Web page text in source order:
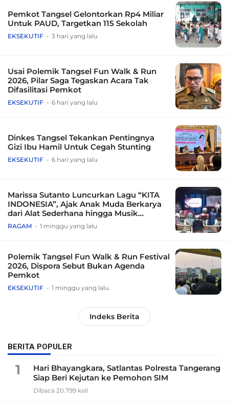
Pemkot Tangsel Gelontorkan Rp4 Miliar
Untuk PAUD, Targetkan 115 Sekolah
EKSEKUTIF 3 hari yang lalu
Usai Polemik Tangsel Fun Walk & Run
2026, Pilar Saga Tegaskan Acara Tak
Difasilitasi Pemkot
EKSEKUTIF 6 hari yang lalu
Dinkes Tangsel Tekankan Pentingnya
Gizi Ibu Hamil Untuk Cegah Stunting
EKSEKUTIF 6 hari yang lalu
Marissa Sutanto Luncurkan Lagu “KITA
INDONESIA”, Ajak Anak Muda Berkarya
dari Alat Sederhana hingga Musik
Tradisional
RAGAM 1 minggu yang lalu
Polemik Tangsel Fun Walk & Run Festival
2026, Dispora Sebut Bukan Agenda
Pemkot
EKSEKUTIF 1 minggu yang lalu
Indeks Berita
BERITA POPULER
1
Hari Bhayangkara, Satlantas Polresta Tangerang
Siap Beri Kejutan ke Pemohon SIM
Dibaca 20.799 kali